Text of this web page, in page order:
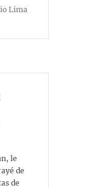
Lima
le
de
de